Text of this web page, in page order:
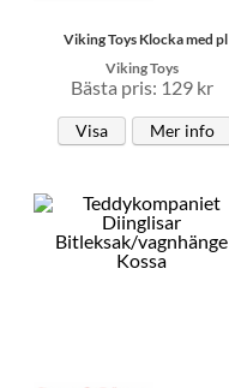
Viking Toys Klocka med pl
Viking Toys
Bästa pris: 129 kr
Visa Mer info